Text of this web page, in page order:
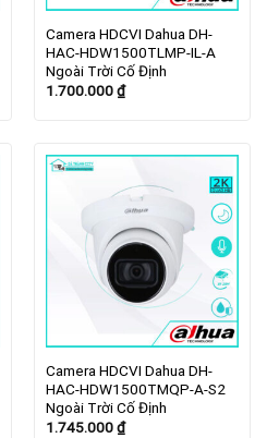
Camera HDCVI Dahua DH-
HAC-HDW1500TLMP-IL-A
Ngoài Trời Cố Định
1.700.000₫
Camera HDCVI Dahua DH-
HAC-HDW1500TMQP-A-S2
Ngoài Trời Cố Định
1.745.000₫